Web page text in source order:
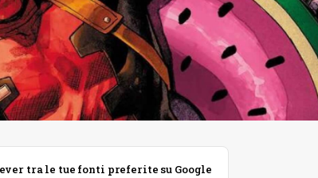
tra le tue fonti preferite su Google